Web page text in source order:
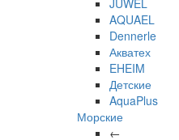
JUWEL
AQUAEL
Dennerle
Акватех
EHEIM
Детские
AquaPlus
Морские
←